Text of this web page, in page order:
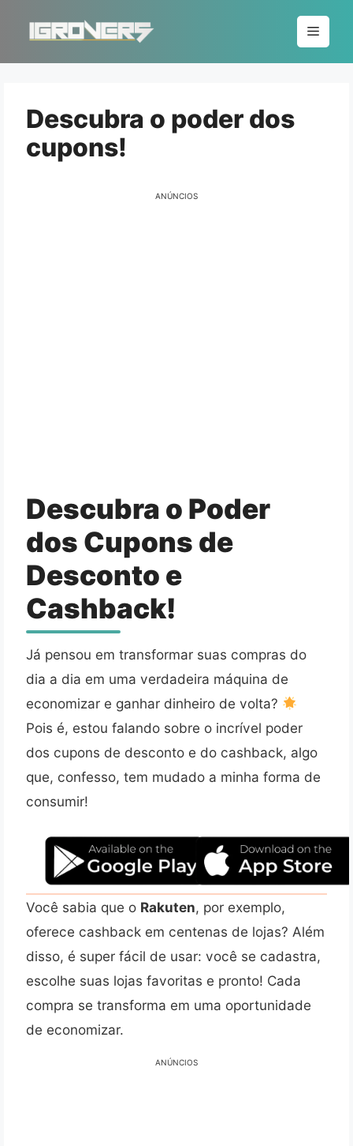
conteúdo
Menu
Descubra o poder dos
cupons!
ANÚNCIOS
Descubra o Poder
dos Cupons de
Desconto e
Cashback!
Já pensou em transformar suas compras do
dia a dia em uma verdadeira máquina de
economizar e ganhar dinheiro de volta?
Pois é, estou falando sobre o incrível poder
dos cupons de desconto e do cashback, algo
que, confesso, tem mudado a minha forma de
consumir!
Você sabia que o Rakuten, por exemplo,
oferece cashback em centenas de lojas? Além
disso, é super fácil de usar: você se cadastra,
escolhe suas lojas favoritas e pronto! Cada
compra se transforma em uma oportunidade
de economizar.
ANÚNCIOS